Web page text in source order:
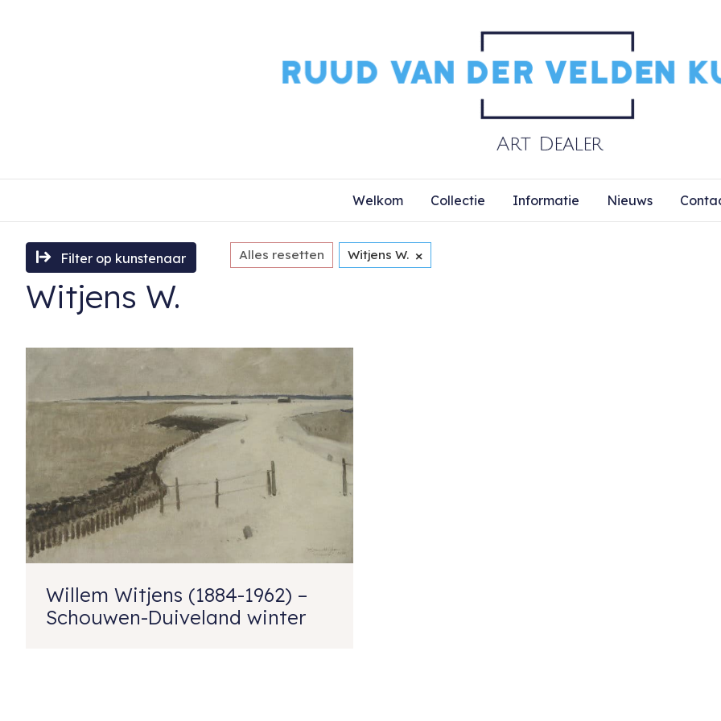
Welkom Collectie Informatie Nieuws
Filter op kunstenaar Alles resetten Witjens W. ×
Witjens W.
Willem Witjens (1884-1962) –
Schouwen-Duiveland winter